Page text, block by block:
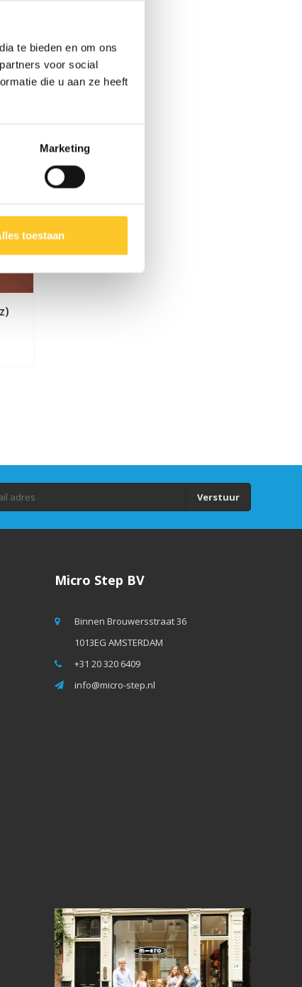
te bieden en om ons
voor social
die u aan ze heeft
Marketing
toestaan
Verstuur
Micro Step BV
Binnen Brouwersstraat 36
1013EG AMSTERDAM
+31 20 320 6409
info@micro-step.nl